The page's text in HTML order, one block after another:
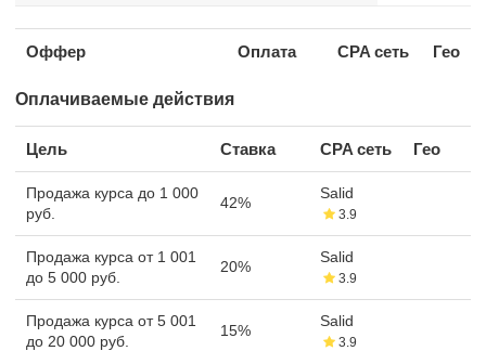
Оффер Оплата CPA сеть Гео
Оплачиваемые действия
Цель Ставка CPA сеть Гео
Продажа курса до 1 000
руб.
42%
Salid
3.9
Продажа курса от 1 001
до 5 000 руб.
20%
Salid
3.9
Продажа курса от 5 001
до 20 000 руб.
15%
Salid
3.9